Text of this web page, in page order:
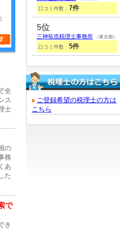
全
ス
士
の
務
あ
た
で
き
口コミ件数： 7件
5位
三神拓也税理士事務所 （東京都）
口コミ件数： 5件
ご登録希望の税理士の方は
こちら